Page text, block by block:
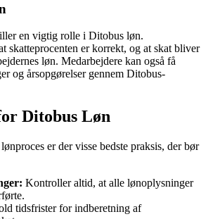
en vigtig rolle i Ditobus løn.
skatteprocenten er korrekt, og at skat bliver
løn. Medarbejdere kan også få
og årsopgørelser gennem Ditobus-
Ditobus Løn
er der visse bedste praksis, der bør
Kontroller altid, at alle lønoplysninger
tidsfrister for indberetning af